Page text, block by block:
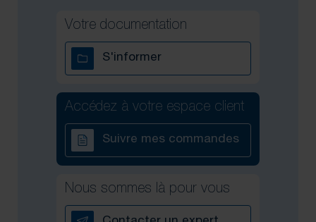
Votre documentation
S'informer
Accédez à votre espace client
Suivre mes commandes
Nous sommes là pour vous